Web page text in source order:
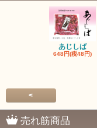
あじしば
648円(税48円)
<
売れ筋商品